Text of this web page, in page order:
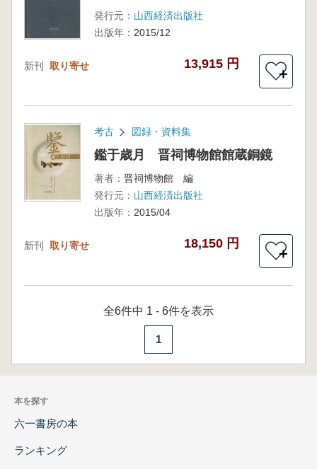
発行元： 山西経済出版社
出版年： 2015/12
新刊 取り寄せ 13,915 円
＋
考古 図録・資料集
鑑于歳月 晋祠博物館館蔵銅鏡
著者： 晋祠博物館 編
発行元： 山西経済出版社
出版年： 2015/04
新刊 取り寄せ 18,150 円
＋
全6件中 1 - 6件を表示
1
本を探す
六一書房の本
ランキング